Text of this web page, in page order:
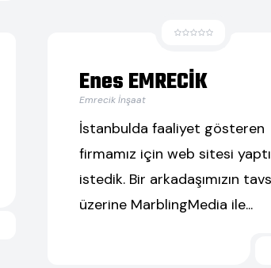
Enes EMRECİK
Emrecik İnşaat
İstanbulda faaliyet gösteren
firmamız için web sitesi
istedik. Bir arkadaşımızın
üzerine MarblingMedia ile...